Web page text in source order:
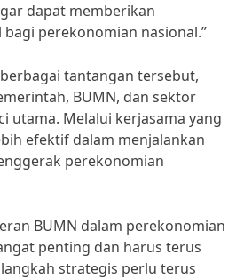
dapat memberikan
perekonomian nasional.”
tantangan tersebut,
BUMN, dan sektor
utama. Melalui kerjasama yang
efektif dalam menjalankan
perekonomian
BUMN dalam perekonomian
penting dan harus terus
strategis perlu terus